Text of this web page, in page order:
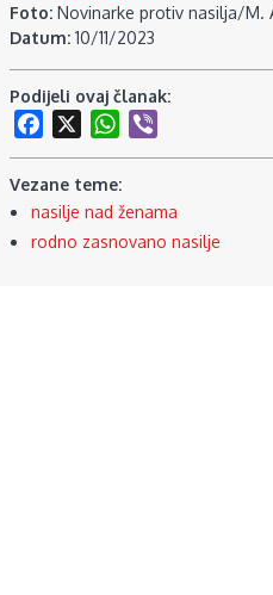
Foto: Novinarke protiv nasilja/M.
Datum: 10/11/2023
Podijeli ovaj članak:
Facebook
WhatsApp
Vezane teme:
nasilje nad ženama
rodno zasnovano nasilje